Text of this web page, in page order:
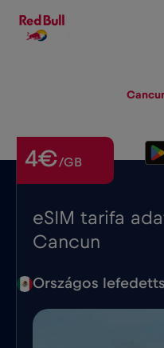
eSIM tarifa
Cancun
4€/GB
Országos